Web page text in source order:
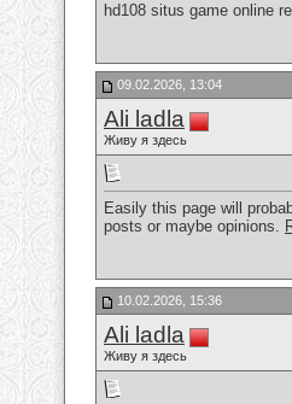
hd108 situs game online
09.02.2026, 13:04
Ali ladla
Живу я здесь
Easily this page will
posts or maybe opinions.
10.02.2026, 15:36
Ali ladla
Живу я здесь